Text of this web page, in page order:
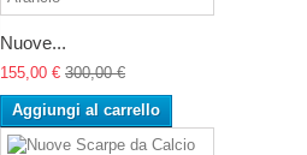
Nuove...
155,00 € 300,00 €
Aggiungi al carrello